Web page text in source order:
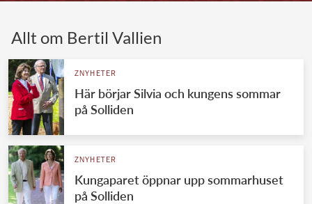
UTLÄNDSKT
VÄRLDENS KUNGAHUS
Svenska kungahuset
Brittiska kungahuset
REDAKTION
Allt om Bertil Vallien
ZNYHETER
Här börjar Silvia och kungens sommar
på Solliden
ZNYHETER
Kungaparet öppnar upp sommarhuset
på Solliden